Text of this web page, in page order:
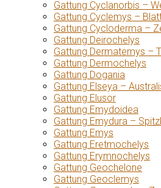
Gattung Cyclanorbis –
Gattung Cyclemys –
Gattung Cycloderma –
Gattung Deirochelys
Gattung Dermatemys –
Gattung Dermochelys
Gattung Dogania
Gattung Elseya –
Gattung Elusor
Gattung Emydoidea
Gattung Emydura –
Gattung Emys
Gattung Eretmochelys
Gattung Erymnochelys
Gattung Geochelone
Gattung Geoclemys